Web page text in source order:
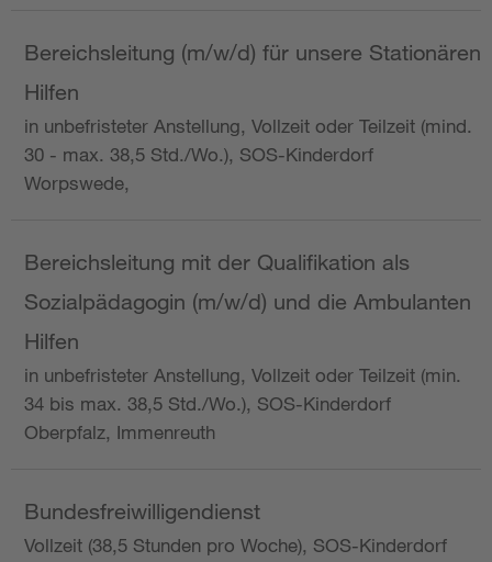
Bereichsleitung (m/w/d) für unsere Stationären
Hilfen
in unbefristeter Anstellung, Vollzeit oder Teilzeit (mind.
30 - max. 38,5 Std./Wo.), SOS-Kinderdorf
Worpswede,
Bereichsleitung mit der Qualifikation als
Sozialpädagogin (m/w/d) und die Ambulanten
Hilfen
in unbefristeter Anstellung, Vollzeit oder Teilzeit (min.
34 bis max. 38,5 Std./Wo.), SOS-Kinderdorf
Oberpfalz, Immenreuth
Bundesfreiwilligendienst
Vollzeit (38,5 Stunden pro Woche), SOS-Kinderdorf